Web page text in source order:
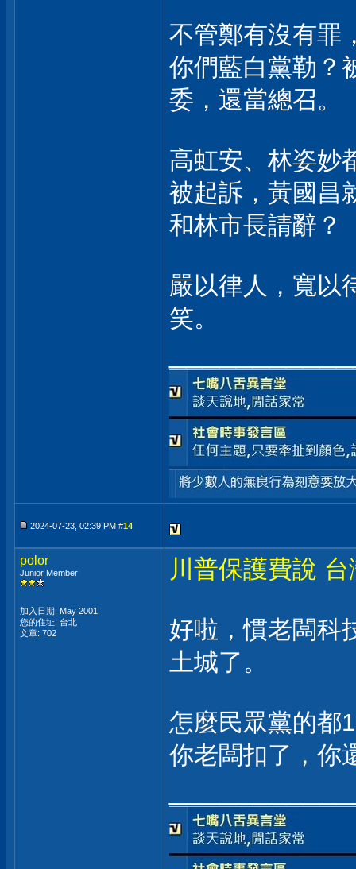
不管鄭有沒有罪
你們藍白黨勒？
委，還當總召。
高虹安、林姿妙
被起訴，黃國昌
和林市長請辭？
嚴以律人，寬以
笑。
2024-07-23, 02:39 PM #14
polor
Junior Member
加入日期: May 2001
您的住址: 台北
文章: 702
川普保護費說
好啦，慣老闆科
土城了。
怎麼民眾黨的都
你老闆扣了，你